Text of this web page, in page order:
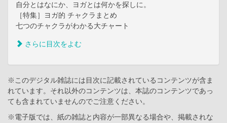
自分とはなにか、ヨガとは何かを探しに。
［特集］ヨガ的 チャクラまとめ
七つのチャクラがわかる大チャート
さらに目次をよむ
※このデジタル雑誌には目次に記載されているコンテンツが含ま
れています。それ以外のコンテンツは、本誌のコンテンツであっ
ても含まれていませんのでご注意ください。
※電子版では、紙の雑誌と内容が一部異なる場合や、掲載されな